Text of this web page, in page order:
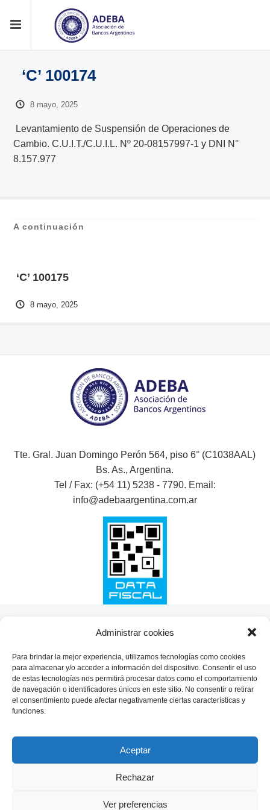
Administrar cookies
Para brindar la mejor experiencia, utilizamos tecnologías como cookies
para almacenar y/o acceder a información del dispositivo. Consentir el uso
de estas tecnologías nos permitirá procesar datos como el comportamiento
de navegación o identificadores únicos en este sitio. No consentir o retirar
el consentimiento puede afectar negativamente ciertas características y
funciones.
Aceptar
Rechazar
Ver preferencias
‘C’ 100174
8 mayo, 2025
Levantamiento de Suspensión de Operaciones de
Cambio. C.U.I.T./C.U.I.L. Nº 20-08157997-1 y DNI N°
8.157.977
A continuación
‘C’ 100175
8 mayo, 2025
Tte. Gral. Juan Domingo Perón 564, piso 6° (C1038AAL)
Bs. As., Argentina.
Tel / Fax: (+54 11) 5238 - 7790. Email:
info@adebaargentina.com.ar